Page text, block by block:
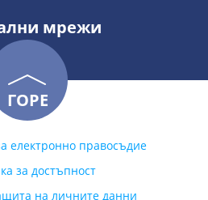
мрежи
ГОРЕ
електронно правосъдие
за достъпност
на личните данни